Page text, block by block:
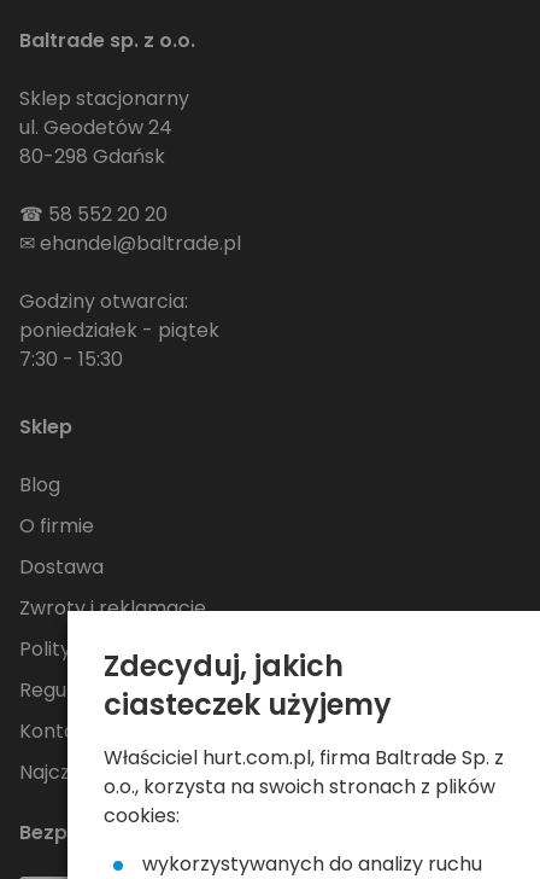
Baltrade sp. z o.o.
Sklep stacjonarny
ul. Geodetów 24
80-298 Gdańsk
☎ 58 552 20 20
✉ehandel@baltrade.pl
Godziny otwarcia:
poniedziałek - piątek
7:30 - 15:30
Sklep
Blog
O firmie
Dostawa
Zwroty i reklamacje
Polityka Prywatności
Regulamin
Kontakt
Najczęściej zadawane pytania
Bezpieczne płatności
Zdecyduj, jakich
ciasteczek użyjemy
Właściciel hurt.com.pl, firma Baltrade Sp. z
o.o., korzysta na swoich stronach z plików
cookies:
wykorzystywanych do analizy ruchu